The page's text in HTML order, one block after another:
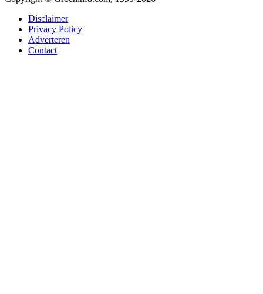
Disclaimer
Privacy Policy
Adverteren
Contact